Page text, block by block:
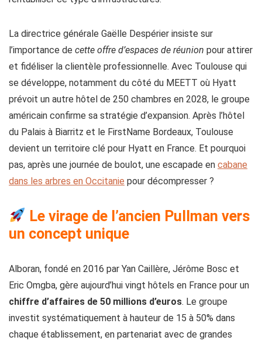
La directrice générale Gaëlle Despérier insiste sur
l’importance de cette offre d’espaces de réunion pour attirer
et fidéliser la clientèle professionnelle. Avec Toulouse qui
se développe, notamment du côté du MEETT où Hyatt
prévoit un autre hôtel de 250 chambres en 2028, le groupe
américain confirme sa stratégie d’expansion. Après l’hôtel
du Palais à Biarritz et le FirstName Bordeaux, Toulouse
devient un territoire clé pour Hyatt en France. Et pourquoi
pas, après une journée de boulot, une escapade en cabane
dans les arbres en Occitanie pour décompresser ?
Le virage de l’ancien Pullman vers
un concept unique
Alboran, fondé en 2016 par Yan Caillère, Jérôme Bosc et
Eric Omgba, gère aujourd’hui vingt hôtels en France pour un
chiffre d’affaires de 50 millions d’euros. Le groupe
investit systématiquement à hauteur de 15 à 50% dans
chaque établissement, en partenariat avec de grandes